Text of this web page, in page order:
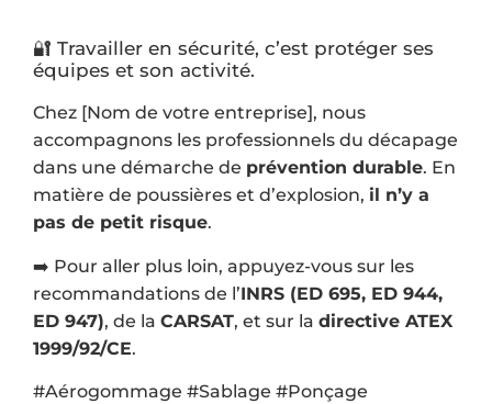
🔐 Travailler en sécurité, c’est protéger ses
équipes et son activité.
Chez [Nom de votre entreprise], nous
accompagnons les professionnels du décapage
dans une démarche de prévention durable. En
matière de poussières et d’explosion, il n’y a
pas de petit risque.
➡️ Pour aller plus loin, appuyez-vous sur les
recommandations de l’INRS (ED 695, ED 944,
ED 947), de la CARSAT, et sur la directive ATEX
1999/92/CE.
#Aérogommage #Sablage #Ponçage